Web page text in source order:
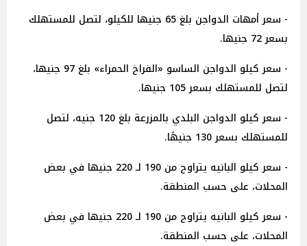
- سعر أمهات الدواجن بلغ 65 جنيها للكيلو، لتصل للمستهلك
بسعر 72 جنيها.
- سعر كيلو الدواجن الساسو «الفراخ الحمراء» بلغ 97 جنيها،
لتصل للمستهلك بسعر 105 جنيها.
- سعر كيلو الدواجن البلدي بالمزرعة بلغ 120 جنيه، لتصل
للمستهلك بسعر 130 جنيهًا.
- سعر كيلو البانيه يتراوح من 190 لـ 220 جنيها في بعض
المحلات، على حسب المنطقة.
- سعر كيلو البانيه يتراوح من 190 لـ 220 جنيها في بعض
المحلات، على حسب المنطقة.